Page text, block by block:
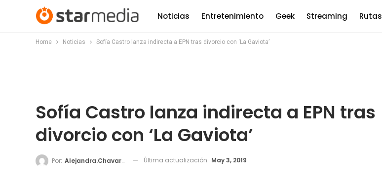
Noticias Entretenimiento Geek Streaming Rutas
Home Noticias Sofía Castro lanza indirecta a EPN tras divorcio con ‘La Gaviota’
Sofía Castro lanza indirecta a EPN tras
divorcio con ‘La Gaviota’
Por: Alejandra.chavarria Última actualización: May 3, 2019